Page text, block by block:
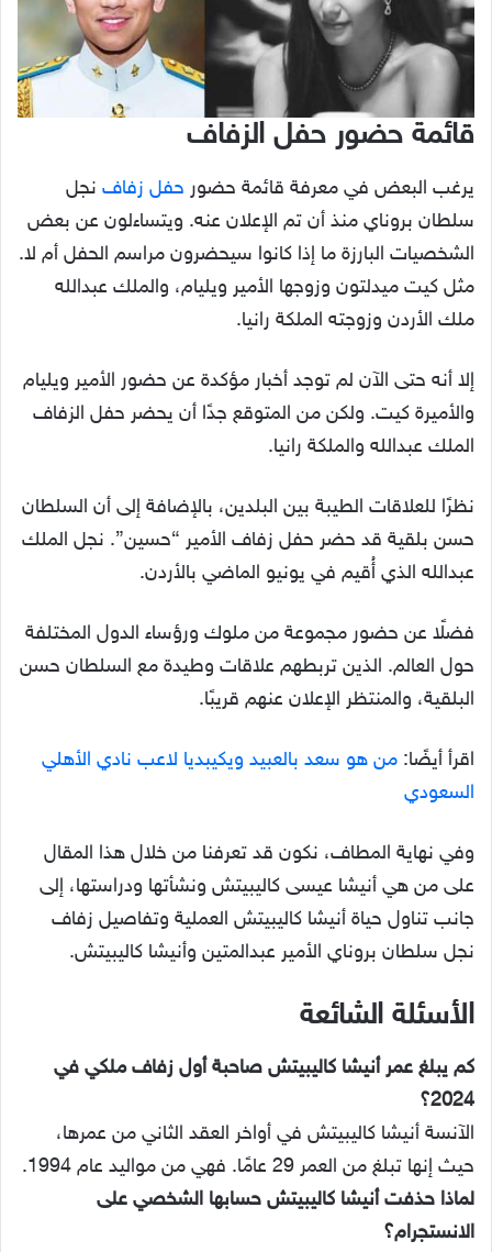
قائمة حضور حفل الزفاف
يرغب البعض في معرفة قائمة حضور حفل زفاف نجل
سلطان بروناي منذ أن تم الإعلان عنه. ويتساءلون عن بعض
الشخصيات البارزة ما إذا كانوا سيحضرون مراسم الحفل أم لا.
مثل كيت ميدلتون وزوجها الأمير ويليام، والملك عبدالله
ملك الأردن وزوجته الملكة رانيا.
إلا أنه حتى الآن لم توجد أخبار مؤكدة عن حضور الأمير ويليام
والأميرة كيت. ولكن من المتوقع جدًا أن يحضر حفل الزفاف
الملك عبدالله والملكة رانيا.
نظرًا للعلاقات الطيبة بين البلدين، بالإضافة إلى أن السلطان
حسن بلقية قد حضر حفل زفاف الأمير “حسين”. نجل الملك
عبدالله الذي أُقيم في يونيو الماضي بالأردن.
فضلًا عن حضور مجموعة من ملوك ورؤساء الدول المختلفة
حول العالم. الذين تربطهم علاقات وطيدة مع السلطان حسن
البلقية، والمنتظر الإعلان عنهم قريبًا.
اقرأ أيضًا: من هو سعد بالعبيد ويكيبديا لاعب نادي الأهلي
السعودي
وفي نهاية المطاف، نكون قد تعرفنا من خلال هذا المقال
على من هي أنيشا عيسى كاليبيتش ونشأتها ودراستها، إلى
جانب تناول حياة أنيشا كاليبيتش العملية وتفاصيل زفاف
نجل سلطان بروناي الأمير عبدالمتين وأنيشا كاليبيتش.
الأسئلة الشائعة
كم يبلغ عمر أنيشا كاليبيتش صاحبة أول زفاف ملكي في
2024؟
الآنسة أنيشا كاليبيتش في أواخر العقد الثاني من عمرها،
حيث إنها تبلغ من العمر 29 عامًا. فهي من مواليد عام 1994.
لماذا حذفت أنيشا كاليبيتش حسابها الشخصي على
الانستجرام؟